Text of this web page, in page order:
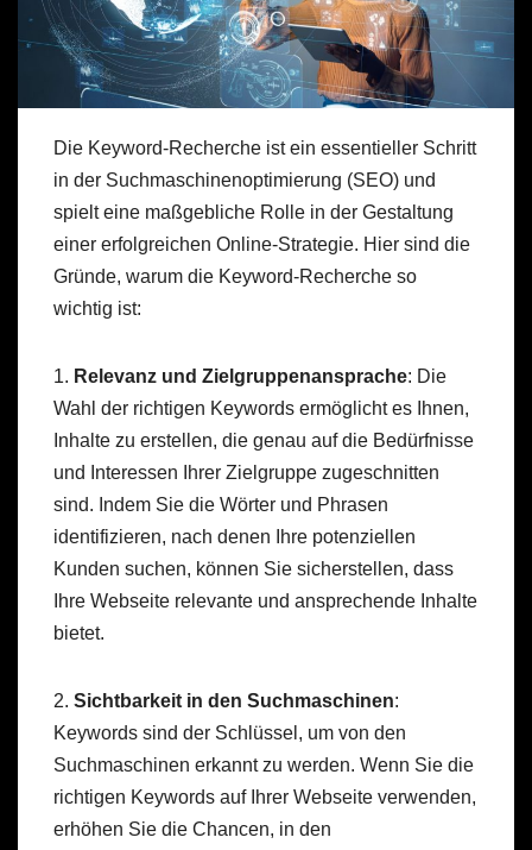
Die Keyword-Recherche ist ein essentieller Schritt
in der Suchmaschinenoptimierung (SEO) und
spielt eine maßgebliche Rolle in der Gestaltung
einer erfolgreichen Online-Strategie. Hier sind die
Gründe, warum die Keyword-Recherche so
wichtig ist:
1. Relevanz und Zielgruppenansprache: Die
Wahl der richtigen Keywords ermöglicht es Ihnen,
Inhalte zu erstellen, die genau auf die Bedürfnisse
und Interessen Ihrer Zielgruppe zugeschnitten
sind. Indem Sie die Wörter und Phrasen
identifizieren, nach denen Ihre potenziellen
Kunden suchen, können Sie sicherstellen, dass
Ihre Webseite relevante und ansprechende Inhalte
bietet.
2. Sichtbarkeit in den Suchmaschinen:
Keywords sind der Schlüssel, um von den
Suchmaschinen erkannt zu werden. Wenn Sie die
richtigen Keywords auf Ihrer Webseite verwenden,
erhöhen Sie die Chancen, in den